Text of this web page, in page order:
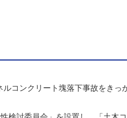
ルコンクリート塊落下事故をき